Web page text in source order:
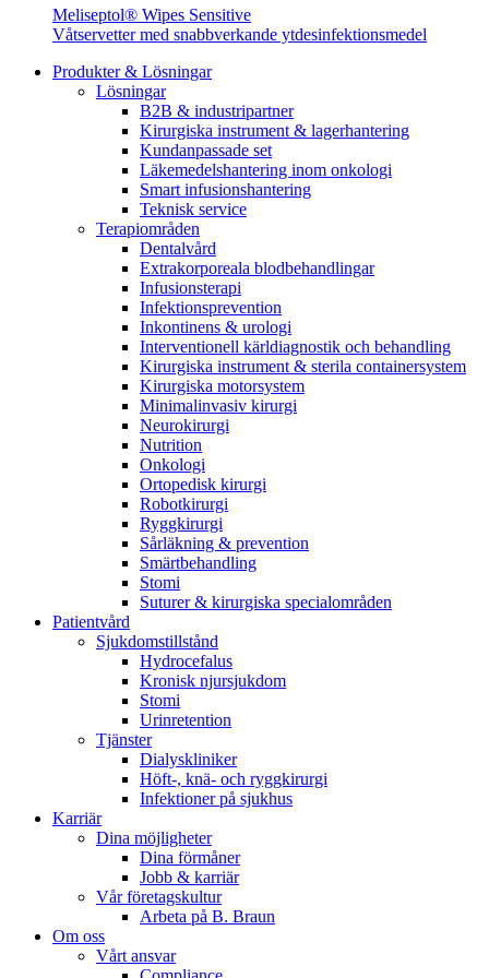
Meliseptol® Wipes Sensitive
Våtservetter med snabbverkande ytdesinfektionsmedel
Produkter & Lösningar
Lösningar
B2B & industripartner
Kirurgiska instrument & lagerhantering
Kundanpassade set
Läkemedelshantering inom onkologi
Smart infusionshantering
Teknisk service
Terapiområden
Dentalvård
Extrakorporeala blodbehandlingar
Infusionsterapi
Infektionsprevention
Inkontinens & urologi
Interventionell kärldiagnostik och behandling
Kirurgiska instrument & sterila containersystem
Kirurgiska motorsystem
Minimalinvasiv kirurgi
Neurokirurgi
Nutrition
Onkologi
Ortopedisk kirurgi
Robotkirurgi
Ryggkirurgi
Sårläkning & prevention
Smärtbehandling
Stomi
Suturer & kirurgiska specialområden
Patientvård
Sjukdomstillstånd
Hydrocefalus
Kronisk njursjukdom
Stomi
Urinretention
Tjänster
Dialyskliniker
Höft-, knä- och ryggkirurgi
Infektioner på sjukhus
Karriär
Dina möjligheter
Dina förmåner
Jobb & karriär
Vår företagskultur
Arbeta på B. Braun
Om oss
Vårt ansvar